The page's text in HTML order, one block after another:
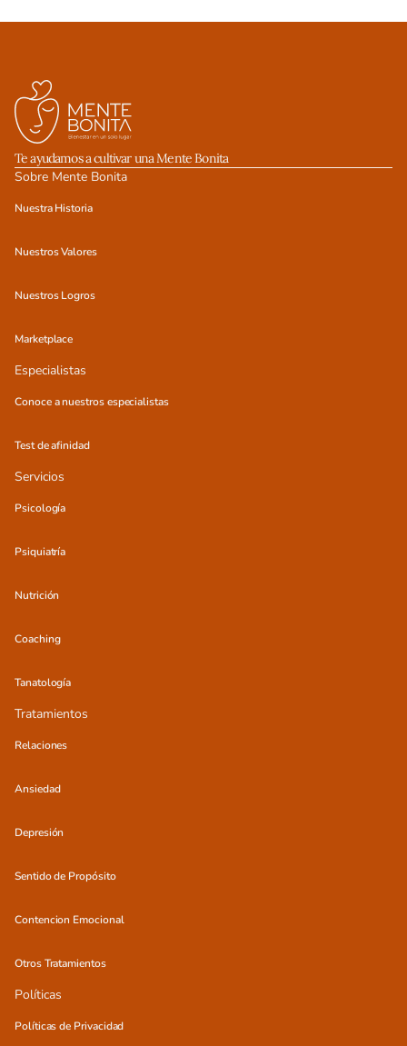
Te ayudamos a cultivar una Mente Bonita
Sobre Mente Bonita
Nuestra Historia
Nuestros Valores
Nuestros Logros
Marketplace
Especialistas
Conoce a nuestros especialistas
Test de afinidad
Servicios
Psicología
Psiquiatría
Nutrición
Coaching
Tanatología
Tratamientos
Relaciones
Ansiedad
Depresión
Sentido de Propósito
Contencion Emocional
Otros Tratamientos
Políticas
Políticas de Privacidad